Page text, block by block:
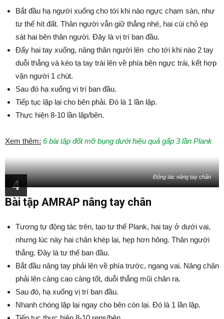
Bắt đầu hạ người xuống cho tới khi nào ngực chạm sàn, như
tư thế hít đất. Thân người vẫn giữ thẳng nhé, hai cùi chỏ ép
sát hai bên thân người. Đây là vị trí ban đầu.
Đẩy hai tay xuống, nâng thân người lên cho tới khi nào 2 tay
duỗi thẳng và kéo tạ tay trái lên về phía bên ngực trái, kết hợp
vặn người 1 chút.
Sau đó hạ xuống vị trí ban đầu.
Tiếp tục lặp lại cho bên phải. Đó là 1 lần lặp.
Thực hiện 8-10 lần lặp/bên.
Xem thêm: 6 bài tập đốt mỡ bụng dưới hiệu quả gấp 3 lần Plank
4
Động tác nâng tay chân
Bài tập AMRAP nâng tay chân
Tương tự động tác trên, tạo tư thế Plank, hai tay ở dưới vai,
nhưng lúc này hai chân khép lại, hẹp hơn hông. Thân người
thẳng. Đây là tư thế ban đầu.
Bắt đầu nâng tay phải lên về phía trước, ngang vai. Nâng chân
phải lên càng cao càng tốt, duỗi thẳng mũi chân ra.
Sau đó, hạ xuống vị trí ban đầu.
Nhanh chóng lặp lại ngay cho bên còn lại. Đó là 1 lần lặp.